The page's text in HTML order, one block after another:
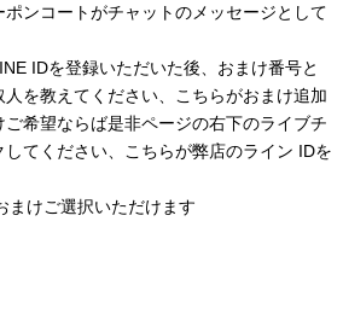
ンコートがチャットのメッセージとして
IDを登録いただいた後、おまけ番号と
を教えてください、こちらがおまけ追加
希望ならば是非ページの右下のライブチ
てください、こちらが弊店のライン IDを
まけご選択いただけます